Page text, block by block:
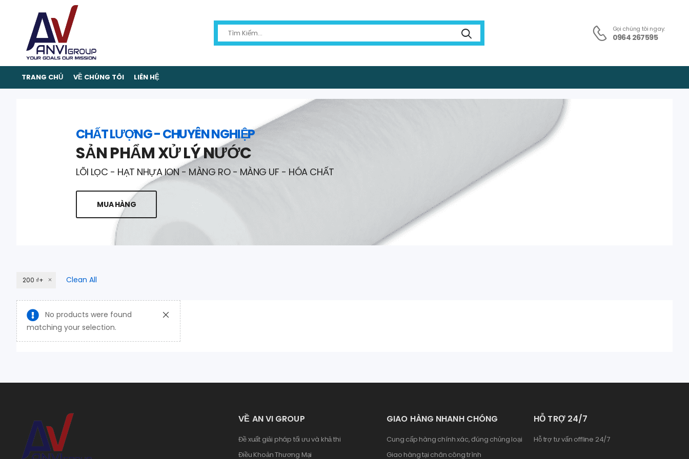
Gọi chúng tôi ngay:
0964 267595
TRANG CHỦ VỀ CHÚNG TÔI LIÊN HỆ
CHẤT LƯỢNG - CHUYÊN NGHIỆP
SẢN PHẨM XỬ LÝ NƯỚC
LÕI LỌC - HẠT NHỰA ION - MÀNG RO - MÀNG UF - HÓA CHẤT
MUA HÀNG
200 ₫+ Clean All
No products were found
matching your selection.
VỀ AN VI GROUP
Đề xuất giải pháp tối ưu và khả thi
Điều Khoản Thương Mại
GIAO HÀNG NHANH CHÓNG
Cung cấp hàng chính xác, đúng chủng loại
Giao hàng tại chân công trình
HỖ TRỢ 24/7
Hỗ trợ tư vấn offline 24/7